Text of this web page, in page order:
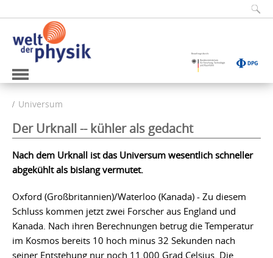
Universum
Der Urknall -- kühler als gedacht
Nach dem Urknall ist das Universum wesentlich schneller
abgekühlt als bislang vermutet.
Oxford (Großbritannien)/Waterloo (Kanada) - Zu diesem
Schluss kommen jetzt zwei Forscher aus England und
Kanada. Nach ihren Berechnungen betrug die Temperatur
im Kosmos bereits 10 hoch minus 32 Sekunden nach
seiner Entstehung nur noch 11.000 Grad Celsius. Die